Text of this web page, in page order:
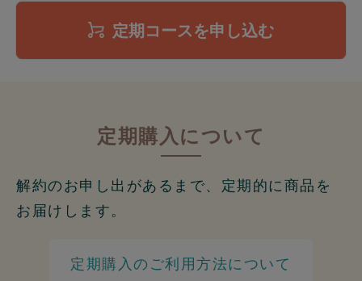
定期コースを申し込む
定期購入について
解約のお申し出があるまで、定期的に商品を
お届けします。
定期購入のご利用方法について